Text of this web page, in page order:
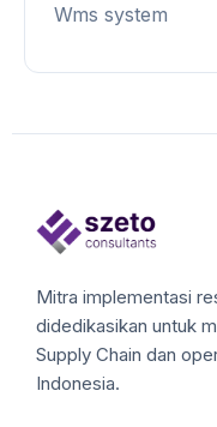
Wms system
Mitra implementasi
didedikasikan untuk
Supply Chain dan
Indonesia.